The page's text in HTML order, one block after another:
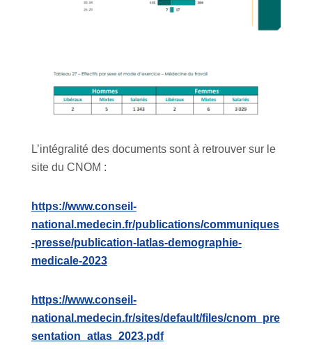
L’intégralité des documents sont à retrouver sur le
site du CNOM :
https://www.conseil-
national.medecin.fr/publications/communiques
-presse/publication-latlas-demographie-
medicale-2023
https://www.conseil-
national.medecin.fr/sites/default/files/cnom_pre
sentation_atlas_2023.pdf